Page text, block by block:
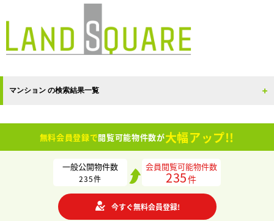
マンション の検索結果一覧
無料会員登録で閲覧可能物件数が大幅アップ!!
一般公開物件数
235件
会員閲覧可能物件数
235件
今すぐ無料会員登録!